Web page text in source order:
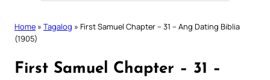
Home » Tagalog » First Samuel Chapter – 31 – Ang Dating Biblia
(1905)
First Samuel Chapter – 31 –